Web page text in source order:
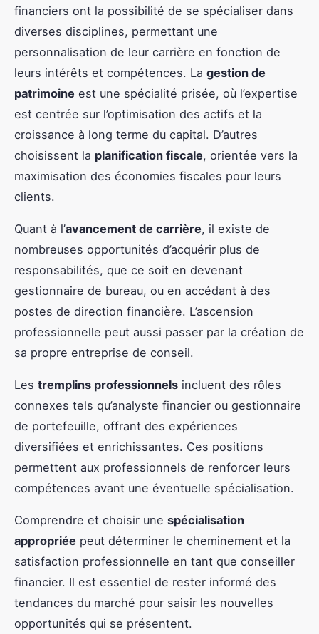
financiers ont la possibilité de se spécialiser dans
diverses disciplines, permettant une
personnalisation de leur carrière en fonction de
leurs intérêts et compétences. La gestion de
patrimoine est une spécialité prisée, où l’expertise
est centrée sur l’optimisation des actifs et la
croissance à long terme du capital. D’autres
choisissent la planification fiscale, orientée vers la
maximisation des économies fiscales pour leurs
clients.
Quant à l’avancement de carrière, il existe de
nombreuses opportunités d’acquérir plus de
responsabilités, que ce soit en devenant
gestionnaire de bureau, ou en accédant à des
postes de direction financière. L’ascension
professionnelle peut aussi passer par la création de
sa propre entreprise de conseil.
Les tremplins professionnels incluent des rôles
connexes tels qu’analyste financier ou gestionnaire
de portefeuille, offrant des expériences
diversifiées et enrichissantes. Ces positions
permettent aux professionnels de renforcer leurs
compétences avant une éventuelle spécialisation.
Comprendre et choisir une spécialisation
appropriée peut déterminer le cheminement et la
satisfaction professionnelle en tant que conseiller
financier. Il est essentiel de rester informé des
tendances du marché pour saisir les nouvelles
opportunités qui se présentent.